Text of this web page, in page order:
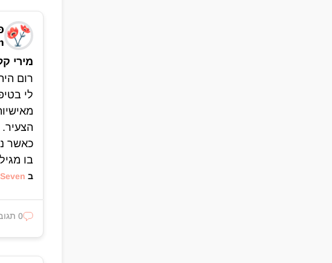
הארת
תמשיך
רום
כולם,
חבר
לעזרה.
בן
גאוות
היה
היה
היה
מירי
רום
לי
כאשר
בו
ב
0 תגובות